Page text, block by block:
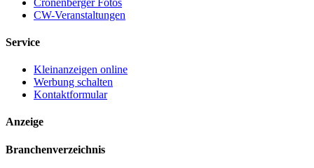
CW-Veranstaltungen
Service
Kleinanzeigen online
Werbung schalten
Kontaktformular
Anzeige
Branchenverzeichnis